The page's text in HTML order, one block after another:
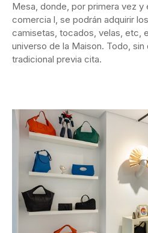
Mesa, donde, por primera vez y
comercia l, se podrán adquirir
camisetas, tocados, velas, etc,
universo de la Maison. Todo,
tradicional previa cita.